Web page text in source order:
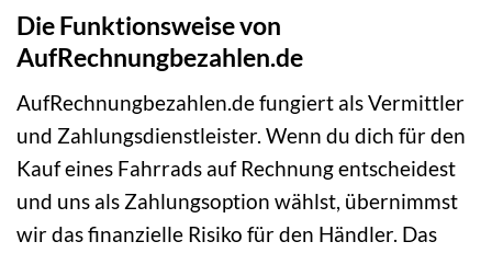
Die Funktionsweise von
AufRechnungbezahlen.de
AufRechnungbezahlen.de fungiert als Vermittler
und Zahlungsdienstleister. Wenn du dich für den
Kauf eines Fahrrads auf Rechnung entscheidest
und uns als Zahlungsoption wählst, übernimmst
wir das finanzielle Risiko für den Händler. Das